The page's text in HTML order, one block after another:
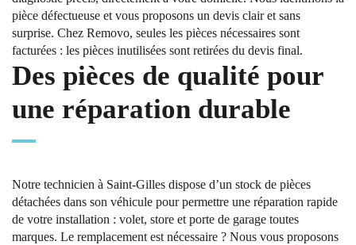
pièce défectueuse et vous proposons un devis clair et sans
surprise. Chez Removo, seules les pièces nécessaires sont
facturées : les pièces inutilisées sont retirées du devis final.
Des pièces de qualité pour
une réparation durable
Notre technicien à Saint-Gilles dispose d’un stock de pièces
détachées dans son véhicule pour permettre une réparation rapide
de votre installation : volet, store et porte de garage toutes
marques. Le remplacement est nécessaire ? Nous vous proposons